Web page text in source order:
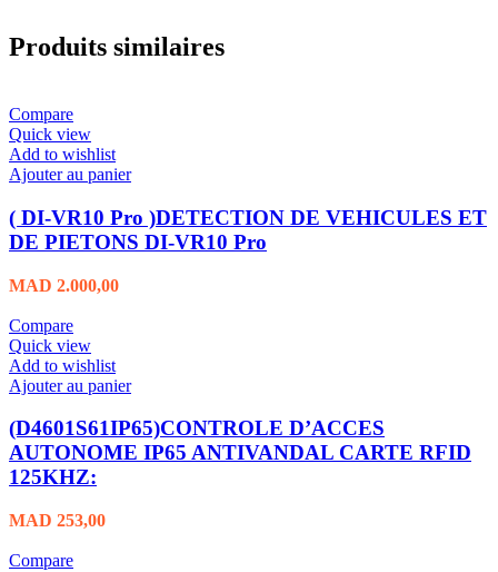
Produits similaires
Compare
Quick view
Add to wishlist
Ajouter au panier
( DI-VR10 Pro )DETECTION DE VEHICULES ET
DE PIETONS DI-VR10 Pro
MAD 2.000,00
Compare
Quick view
Add to wishlist
Ajouter au panier
(D4601S61IP65)CONTROLE D’ACCES
AUTONOME IP65 ANTIVANDAL CARTE RFID
125KHZ:
MAD 253,00
Compare